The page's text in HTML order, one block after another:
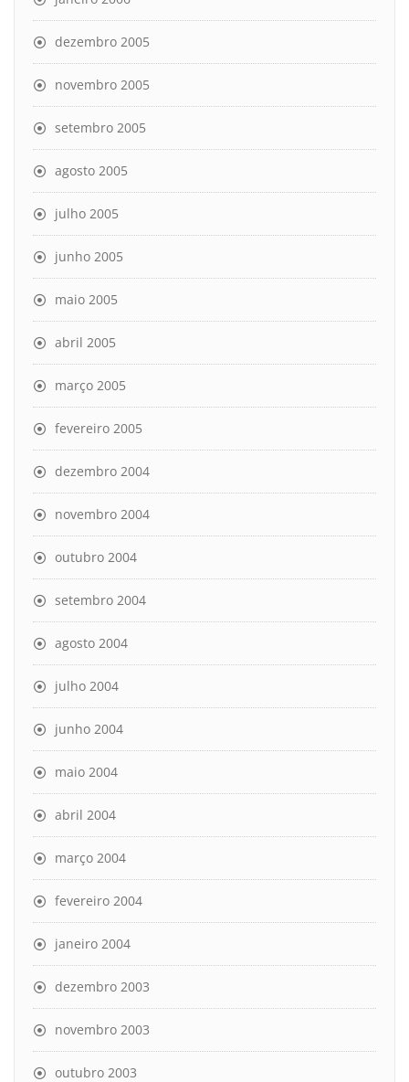
dezembro 2005
novembro 2005
setembro 2005
agosto 2005
julho 2005
junho 2005
maio 2005
abril 2005
março 2005
fevereiro 2005
dezembro 2004
novembro 2004
outubro 2004
setembro 2004
agosto 2004
julho 2004
junho 2004
maio 2004
abril 2004
março 2004
fevereiro 2004
janeiro 2004
dezembro 2003
novembro 2003
outubro 2003